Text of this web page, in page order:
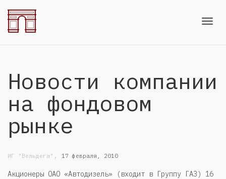
Новости компании
на фондовом
рынке
ИГ "Вельдега" , 17 февраля, 2010
Акционеры ОАО «Автодизель» (входит в Группу ГАЗ) 16